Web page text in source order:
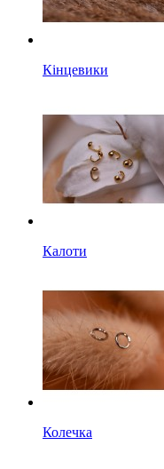
Кінцевики
Калоти
Колечка